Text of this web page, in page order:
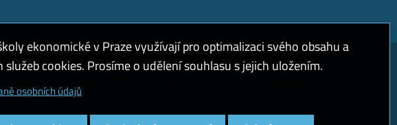
Cookies a ochrana osobních údajů
v Praze
ekonomické v Praze využívají pro optimalizaci svého obsahu a
cookies. Prosíme o udělení souhlasu s jejich uložením.
osobních údajů